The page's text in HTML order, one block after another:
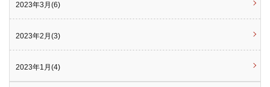
2023年3月(6)
2023年2月(3)
2023年1月(4)